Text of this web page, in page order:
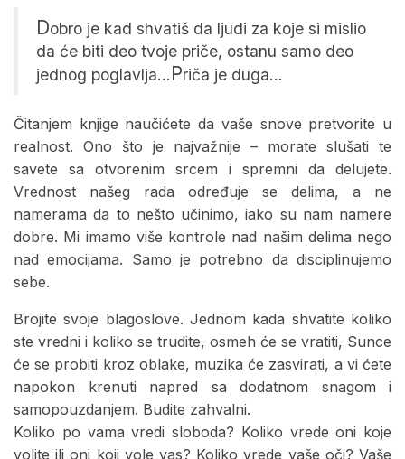
Dobro je kad shvatiš da ljudi za koje si mislio
da će biti deo tvoje priče, ostanu samo deo
jednog poglavlja…Priča je duga…
Čitanjem knjige naučićete da vaše snove pretvorite u
realnost. Ono što je najvažnije – morate slušati te
savete sa otvorenim srcem i spremni da delujete.
Vrednost našeg rada određuje se delima, a ne
namerama da to nešto učinimo, iako su nam namere
dobre. Mi imamo više kontrole nad našim delima nego
nad emocijama. Samo je potrebno da disciplinujemo
sebe.
Brojite svoje blagoslove. Jednom kada shvatite koliko
ste vredni i koliko se trudite, osmeh će se vratiti, Sunce
će se probiti kroz oblake, muzika će zasvirati, a vi ćete
napokon krenuti napred sa dodatnom snagom i
samopouzdanjem. Budite zahvalni.
Koliko po vama vredi sloboda? Koliko vrede oni koje
volite ili oni koji vole vas? Koliko vrede vaše oči? Vaše